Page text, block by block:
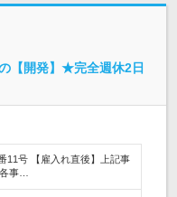
【開発】★完全週休2日
11号 【雇入れ直後】上記事
事…